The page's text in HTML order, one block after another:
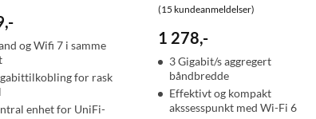
,-
og Wifi 7 i samme
for rask
enhet for UniFi-
(15 kundeanmeldelser)
1 278,-
3 Gigabit/s aggregert
båndbredde
Effektivt og kompakt
akssesspunkt med Wi-Fi 6